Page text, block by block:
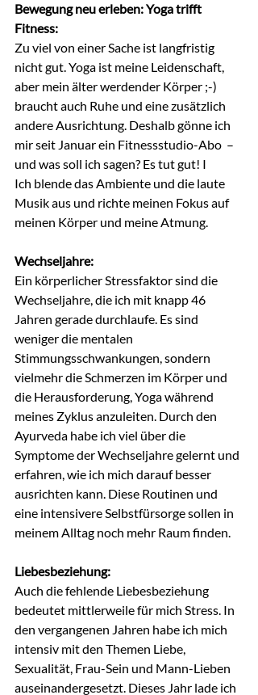
Bewegung neu erleben: Yoga trifft
Fitness:
Zu viel von einer Sache ist langfristig
nicht gut. Yoga ist meine Leidenschaft,
aber mein älter werdender Körper ;-)
braucht auch Ruhe und eine zusätzlich
andere Ausrichtung. Deshalb gönne ich
mir seit Januar ein Fitnessstudio-Abo  –
und was soll ich sagen? Es tut gut! I
Ich blende das Ambiente und die laute
Musik aus und richte meinen Fokus auf
meinen Körper und meine Atmung.
Wechseljahre:
Ein körperlicher Stressfaktor sind die
Wechseljahre, die ich mit knapp 46
Jahren gerade durchlaufe. Es sind
weniger die mentalen
Stimmungsschwankungen, sondern
vielmehr die Schmerzen im Körper und
die Herausforderung, Yoga während
meines Zyklus anzuleiten. Durch den
Ayurveda habe ich viel über die
Symptome der Wechseljahre gelernt und
erfahren, wie ich mich darauf besser
ausrichten kann. Diese Routinen und
eine intensivere Selbstfürsorge sollen in
meinem Alltag noch mehr Raum finden.
Liebesbeziehung:
Auch die fehlende Liebesbeziehung
bedeutet mittlerweile für mich Stress. In
den vergangenen Jahren habe ich mich
intensiv mit den Themen Liebe,
Sexualität, Frau-Sein und Mann-Lieben
auseinandergesetzt. Dieses Jahr lade ich